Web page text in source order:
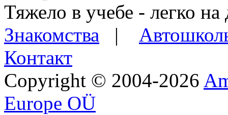
Тяжело в учебе - легко на
Знакомства |
Контакт
Copyright © 2004-2026
Europe OÜ